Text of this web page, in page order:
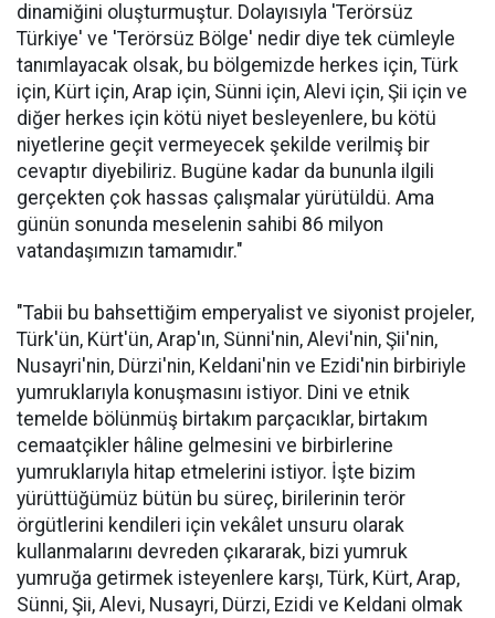
dinamiğini oluşturmuştur. Dolayısıyla 'Terörsüz
Türkiye' ve 'Terörsüz Bölge' nedir diye tek cümleyle
tanımlayacak olsak, bu bölgemizde herkes için, Türk
için, Kürt için, Arap için, Sünni için, Alevi için, Şii için ve
diğer herkes için kötü niyet besleyenlere, bu kötü
niyetlerine geçit vermeyecek şekilde verilmiş bir
cevaptır diyebiliriz. Bugüne kadar da bununla ilgili
gerçekten çok hassas çalışmalar yürütüldü. Ama
günün sonunda meselenin sahibi 86 milyon
vatandaşımızın tamamıdır."
"Tabii bu bahsettiğim emperyalist ve siyonist projeler,
Türk'ün, Kürt'ün, Arap'ın, Sünni'nin, Alevi'nin, Şii'nin,
Nusayri'nin, Dürzi'nin, Keldani'nin ve Ezidi'nin birbiriyle
yumruklarıyla konuşmasını istiyor. Dini ve etnik
temelde bölünmüş birtakım parçacıklar, birtakım
cemaatçikler hâline gelmesini ve birbirlerine
yumruklarıyla hitap etmelerini istiyor. İşte bizim
yürüttüğümüz bütün bu süreç, birilerinin terör
örgütlerini kendileri için vekâlet unsuru olarak
kullanmalarını devreden çıkararak, bizi yumruk
yumruğa getirmek isteyenlere karşı, Türk, Kürt, Arap,
Sünni, Şii, Alevi, Nusayri, Dürzi, Ezidi ve Keldani olmak